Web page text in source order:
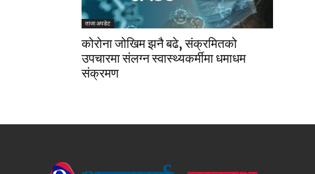
ताजा अपडेट
कोरोना जोखिम झनै बढे, संक्रमितको
उपचारमा संलग्न स्वास्थ्यकर्मीमा धमाधम
संक्रमण